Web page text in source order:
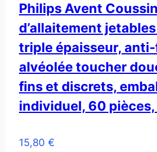
Philips Avent
d’allaitement
triple épaisseur,
alvéolée toucher
fins et discrets,
individuel, 60 pièces,
15,80 €